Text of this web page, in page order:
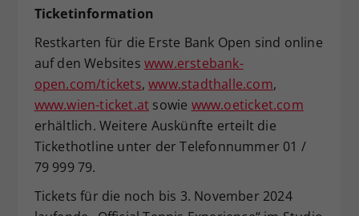
Ticketinformation
Restkarten für die Erste Bank Open sind online
auf den Websites www.erstebank-
open.com/tickets,www.stadthalle.com,
www.wien-ticket.at sowie www.oeticket.com
erhältlich. Weitere Auskünfte erteilt die
Tickethotline unter der Telefonnummer 01 /
79 999 79.
Tickets für die noch bis 3. November 2024